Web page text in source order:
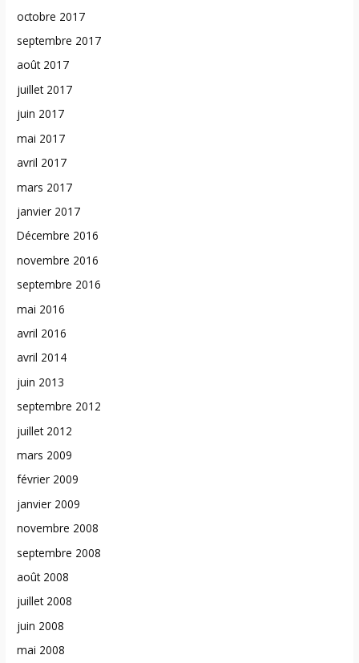
octobre 2017
septembre 2017
août 2017
juillet 2017
juin 2017
mai 2017
avril 2017
mars 2017
janvier 2017
Décembre 2016
novembre 2016
septembre 2016
mai 2016
avril 2016
avril 2014
juin 2013
septembre 2012
juillet 2012
mars 2009
février 2009
janvier 2009
novembre 2008
septembre 2008
août 2008
juillet 2008
juin 2008
mai 2008